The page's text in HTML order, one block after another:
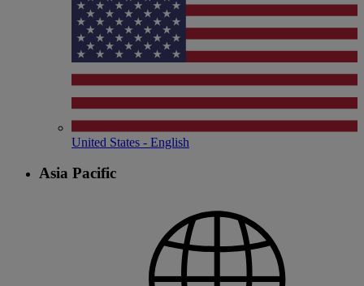
United States - English
Asia Pacific